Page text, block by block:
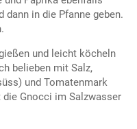
dann in die Pfanne geben.
und leicht köcheln
belieben mit Salz,
und Tomatenmark
Gnocci im Salzwasser